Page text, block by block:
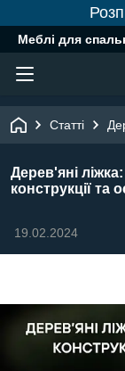
Меблі для
Статті
Дерев'яні
конструкції та
19.02.2024